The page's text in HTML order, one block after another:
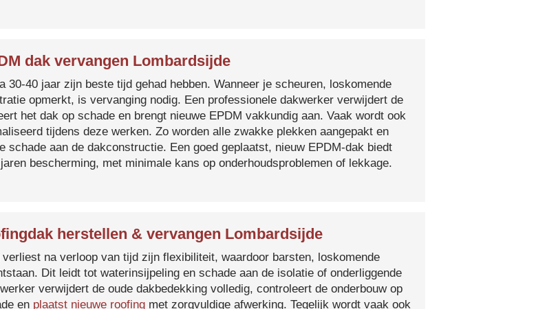
dak vervangen Lombardsijde
30-40 jaar zijn beste tijd gehad hebben. Wanneer je scheuren, loskomende
opmerkt, is vervanging nodig. Een professionele dakwerker verwijdert de
het dak op schade en brengt nieuwe EPDM vakkundig aan. Vaak wordt ook
tijdens deze werken. Zo worden alle zwakke plekken aangepakt en
schade aan de dakconstructie. Een goed geplaatst, nieuw EPDM-dak biedt
bescherming, met minimale kans op onderhoudsproblemen of lekkage.
herstellen & vervangen Lombardsijde
na verloop van tijd zijn flexibiliteit, waardoor barsten, loskomende
Dit leidt tot waterinsijpeling en schade aan de isolatie of onderliggende
verwijdert de oude dakbedekking volledig, controleert de onderbouw op
en plaatst nieuwe roofing met zorgvuldige afwerking. Tegelijk wordt vaak ook